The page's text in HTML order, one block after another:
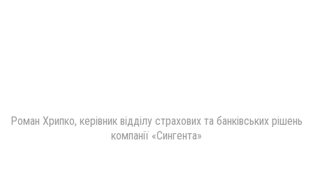
Роман Хрипко, керівник відділу страхових та банківських рішень
компанії «Сингента»